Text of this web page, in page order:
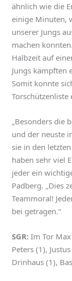
ähnlich wie die
einige Minuten,
unserer Jungs
machen
Halbzeit auf
Jungs kämpften
Somit konnte
Torschützenliste
„Besonders die
und der neuste
sie in den
haben sehr viel
jeder ein
Padberg. „Dies
Teammoral!
bei getragen.“
SGR: Im Tor
Peters (1),
Drinhaus (1),